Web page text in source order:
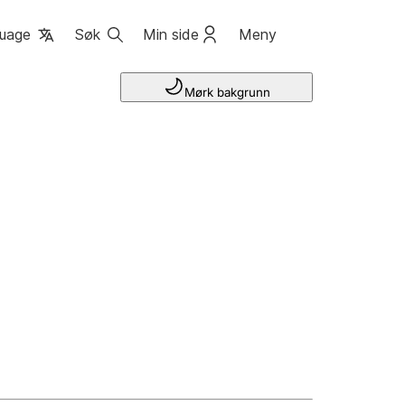
Søk Min side Meny
Mørk bakgrunn